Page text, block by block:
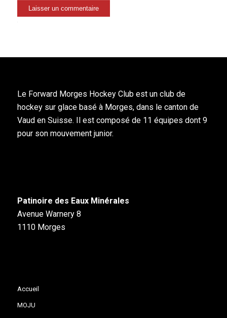
Le Forward Morges Hockey Club est un club de
hockey sur glace basé à Morges, dans le canton de
Vaud en Suisse. Il est composé de 11 équipes dont 9
pour son mouvement junior.
Patinoire des Eaux Minérales
Avenue Warnery 8
1110 Morges
Accueil
MOJU